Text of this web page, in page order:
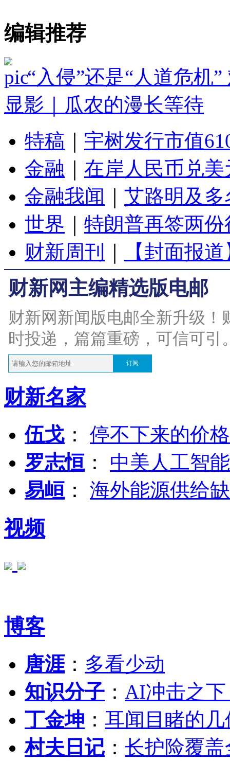
编辑推荐
“入侵”还是“人道危机
显影｜瓜农的漫长等待
特稿
宇树发行市值
金融
在岸人民币兑
金融我闻
艾路明及
世界
特朗普再签两
财新周刊
【封面报
财新网主编精选版电邮
财新网新闻版电邮全新升级
时投递，篇篇重磅，可信可引
订阅
财新名家
伍戈 ： 停不下来的价
罗志恒 ： 中美人工智
易峘 ： 海外能源供给
视频
博客
唐涯： 多看少动
知识分子 ： AI冲击之
丁金坤 ： 耳闻目睹的
村夫日记 ： 长护险覆